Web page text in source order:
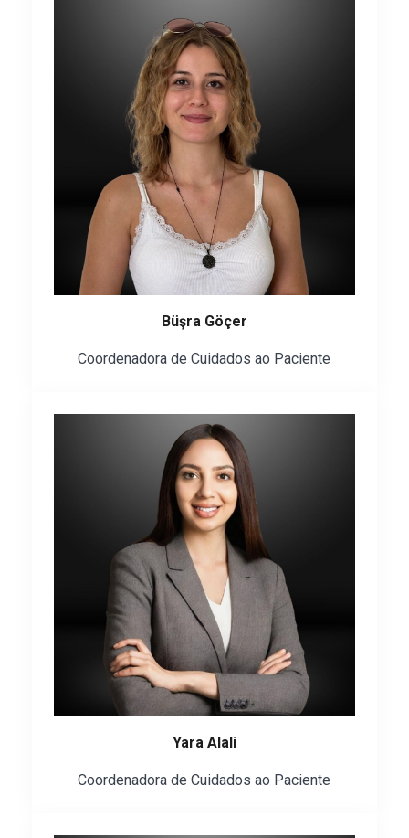
Büşra Göçer
Coordenadora de Cuidados ao Paciente
Yara Alali
Coordenadora de Cuidados ao Paciente